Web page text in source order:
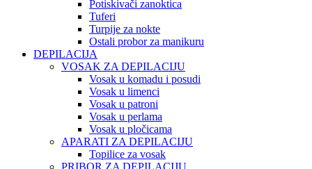
Potiskivači zanoktica
Tuferi
Turpije za nokte
Ostali probor za manikuru
DEPILACIJA
VOSAK ZA DEPILACIJU
Vosak u komadu i posudi
Vosak u limenci
Vosak u patroni
Vosak u perlama
Vosak u pločicama
APARATI ZA DEPILACIJU
Topilice za vosak
PRIBOR ZA DEPILACIJU